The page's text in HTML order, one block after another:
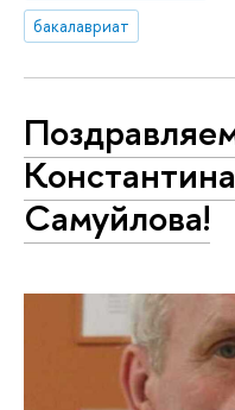
бакалавриат
Cамуйлова!